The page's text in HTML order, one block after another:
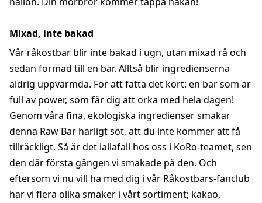
Mixad, inte bakad
Vår råkostbar blir inte bakad i ugn, utan mixad rå och
sedan formad till en bar. Alltså blir ingredienserna
aldrig uppvärmda. För att fatta det kort: en bar som är
full av power, som får dig att orka med hela dagen!
Genom våra fina, ekologiska ingredienser smakar
denna Raw Bar härligt söt, att du inte kommer att få
tillräckligt. Så är det iallafall hos oss i KoRo-teamet, sen
den där första gången vi smakade på den. Och
eftersom vi nu vill ha med dig i vår Råkostbars-fanclub
har vi flera olika smaker i vårt sortiment; kakao,